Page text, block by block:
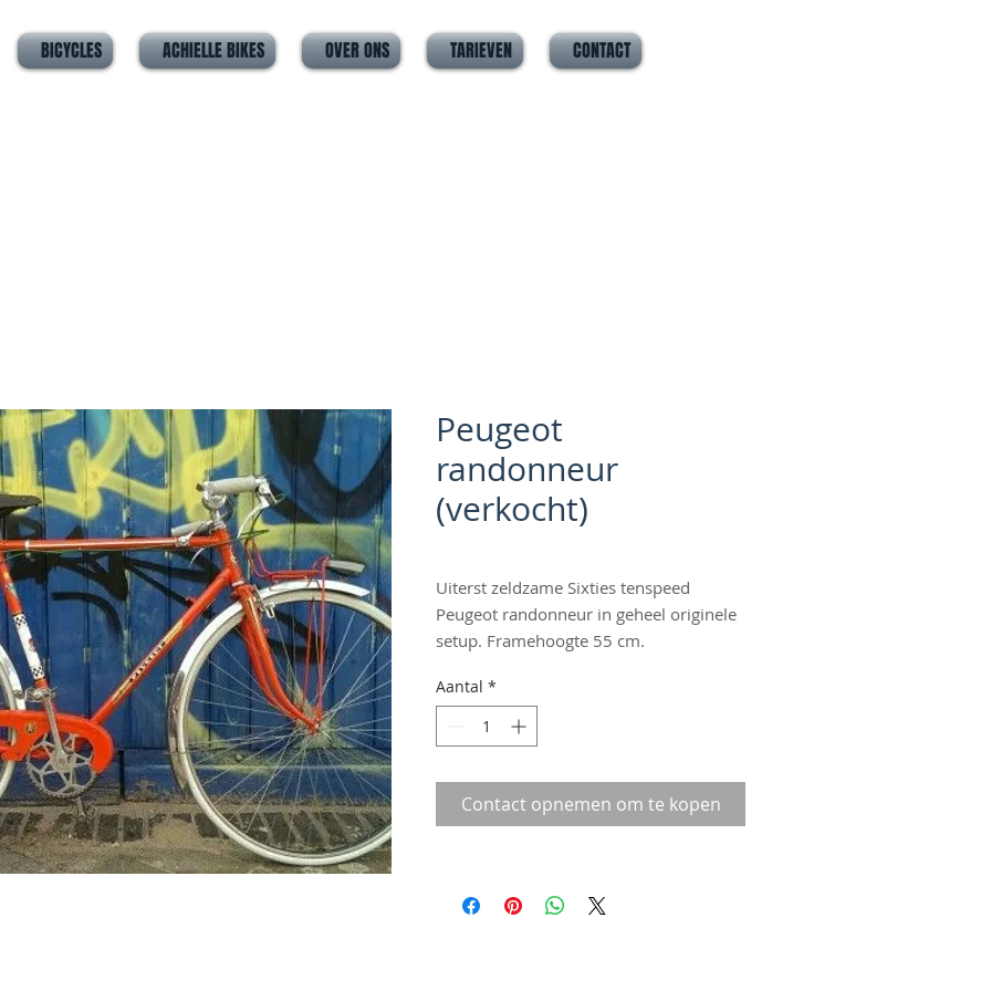
BICYCLES ACHIELLE BIKES OVER ONS TARIEVEN CONTACT
Peugeot
randonneur
(verkocht)
Uiterst zeldzame Sixties tenspeed
Peugeot randonneur in geheel originele
setup. Framehoogte 55 cm.
Aantal *
Contact opnemen om te kopen